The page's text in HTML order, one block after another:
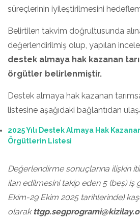
süreçlerinin iyileştirilmesini
Belirtilen takvim doğrultusunda
değerlendirilmiş olup, yapılan
destek almaya hak kazanan
örgütler belirlenmiştir.
Destek almaya hak kazanan
listesine aşağıdaki bağlantıdan
2025 Yılı Destek Almaya Hak
Örgütlerin Listesi
Değerlendirme sonuçlarına ilişkin
ilan edilmesini takip eden 5 (beş) iş
Ekim-29 Ekim 2025 tarihlerinde)
olarak